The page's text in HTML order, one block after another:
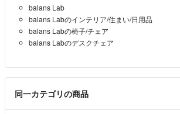
balans Lab
balans Labのインテリア/住まい/日用品
balans Labの椅子/チェア
balans Labのデスクチェア
同一カテゴリの商品